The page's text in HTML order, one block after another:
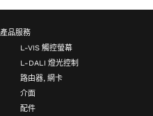
產品服務
L-VIS 觸控螢幕
L-DALI 燈光控制
路由器, 網卡
介面
配件